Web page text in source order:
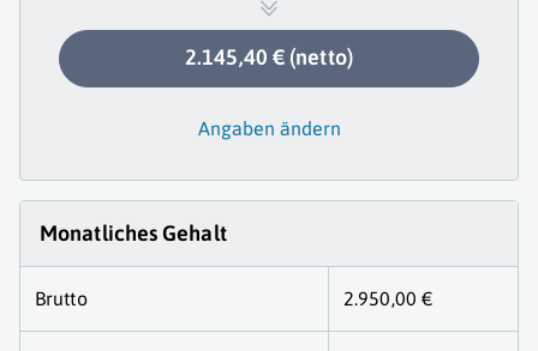
2.145,40 € (netto)
Angaben ändern
Monatliches Gehalt
Brutto 2.950,00 €